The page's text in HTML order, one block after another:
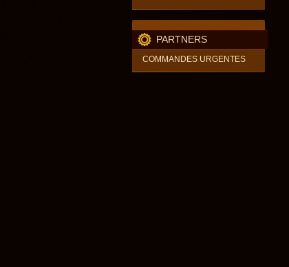
PARTNERS
COMMANDES URGENTES